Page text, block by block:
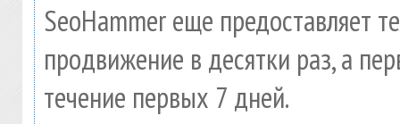
SeoHammer еще предоставляет
продвижение в десятки раз, а
течение первых 7 дней.